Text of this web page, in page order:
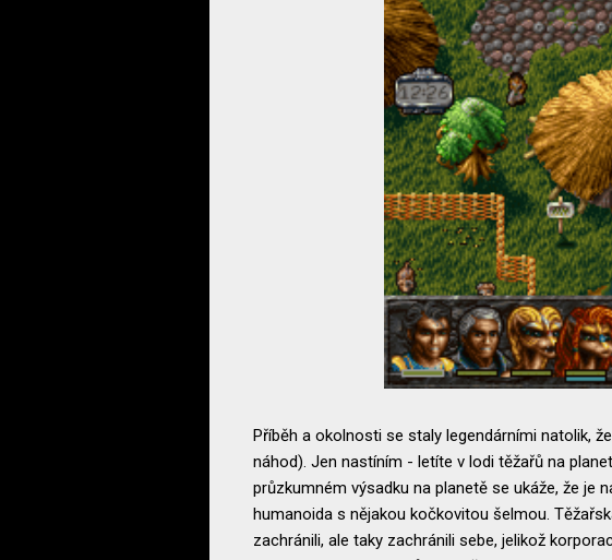
Příběh a okolnosti se staly legendárními natolik,
náhod). Jen nastíním - letíte v lodi těžařů na
průzkumném výsadku na planetě se ukáže, že je
humanoida s nějakou kočkovitou šelmou.
zachránili, ale taky zachránili sebe, jelikož